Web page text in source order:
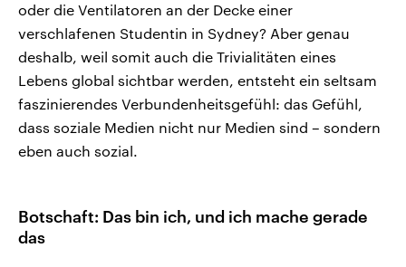
oder die Ventilatoren an der Decke einer
verschlafenen Studentin in Sydney? Aber genau
deshalb, weil somit auch die Trivialitäten eines
Lebens global sichtbar werden, entsteht ein seltsam
faszinierendes Verbundenheitsgefühl: das Gefühl,
dass soziale Medien nicht nur Medien sind – sondern
eben auch sozial.
Botschaft: Das bin ich, und ich mache gerade
das